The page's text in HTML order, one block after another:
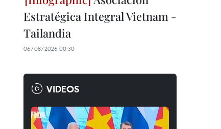
Estratégica Integral Vietnam -
Tailandia
06/08/2026 00:30
VIDEOS